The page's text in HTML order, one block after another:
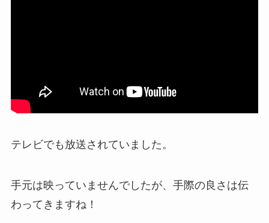
テレビでも放送されていました。
手元は映っていませんでしたが、手際の良さは伝
わってきますね！